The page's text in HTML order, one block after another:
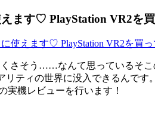
ます♡ PlayStation VR2を
さそう……なんて思っているそこ
リティの世界に没入できるんです
実機レビューを行います！